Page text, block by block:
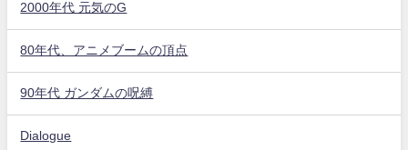
2000年代 元気のG
80年代、アニメブームの頂点
90年代 ガンダムの呪縛
Dialogue